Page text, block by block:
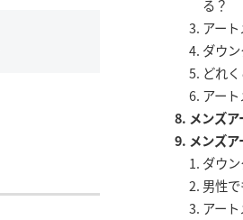
る？
アー
ダウ
どれ
アー
メンズ
メンズ
ダウ
男性
アー